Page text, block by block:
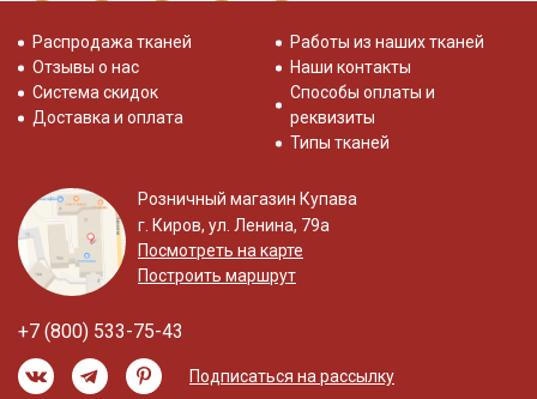
Распродажа тканей
Отзывы о нас
Система скидок
Доставка и оплата
Работы из наших тканей
Наши контакты
Способы оплаты и
реквизиты
Типы тканей
Розничный магазин Купава
г. Киров, ул. Ленина, 79а
Посмотреть на карте
Построить маршрут
+7 (800) 533-75-43
Подписаться на рассылку